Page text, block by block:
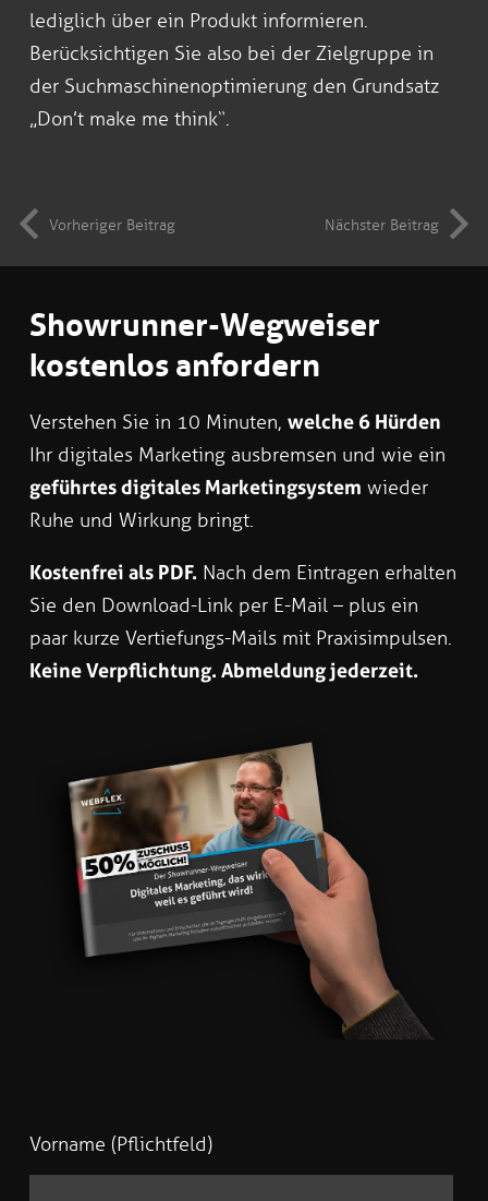
lediglich über ein Produkt informieren.
Berücksichtigen Sie also bei der Zielgruppe in
der Suchmaschinenoptimierung den Grundsatz
„Don’t make me think“.
Vorheriger Beitrag Nächster Beitrag
Showrunner-Wegweiser
kostenlos anfordern
Verstehen Sie in 10 Minuten, welche 6 Hürden
Ihr digitales Marketing ausbremsen und wie ein
geführtes digitales Marketingsystem wieder
Ruhe und Wirkung bringt.
Kostenfrei als PDF. Nach dem Eintragen erhalten
Sie den Download-Link per E-Mail – plus ein
paar kurze Vertiefungs-Mails mit Praxisimpulsen.
Keine Verpflichtung. Abmeldung jederzeit.
Vorname (Pflichtfeld)